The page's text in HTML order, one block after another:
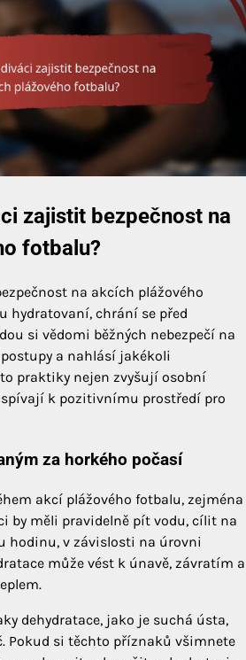
zajistit bezpečnost na
fotbalu?
na akcích plážového
hydratovaní, chrání se před
si vědomi běžných nebezpečí na
a nahlásí jakékoli
praktiky nejen zvyšují osobní
k pozitivnímu prostředí pro
za horkého počasí
akcí plážového fotbalu, zejména
by měli pravidelně pít vodu, cílit na
hodinu, v závislosti na úrovni
může vést k únavě, závratím a
dehydratace, jako je suchá ústa,
Pokud si těchto příznaků všimnete